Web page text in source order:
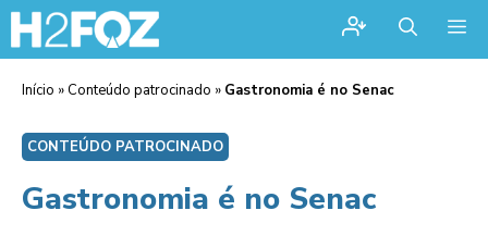
Início » Conteúdo patrocinado » Gastronomia é no Senac
CONTEÚDO PATROCINADO
Gastronomia é no Senac